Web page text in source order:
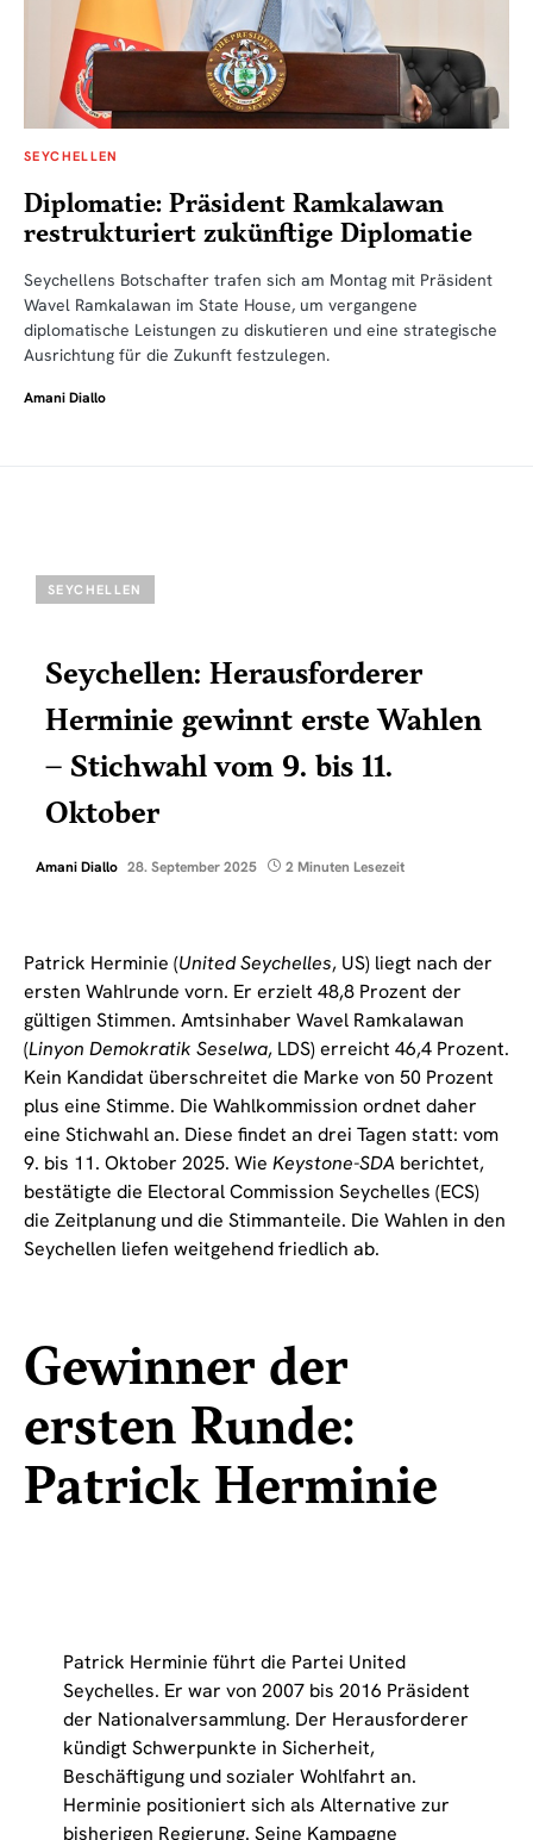
SEYCHELLEN
Diplomatie: Präsident Ramkalawan
restrukturiert zukünftige Diplomatie
Seychellens Botschafter trafen sich am Montag mit Präsident
Wavel Ramkalawan im State House, um vergangene
diplomatische Leistungen zu diskutieren und eine strategische
Ausrichtung für die Zukunft festzulegen.
Amani Diallo
SEYCHELLEN
Seychellen: Herausforderer
Herminie gewinnt erste Wahlen
– Stichwahl vom 9. bis 11.
Oktober
Amani Diallo 28. September 2025 2 Minuten Lesezeit
Patrick Herminie (United Seychelles, US) liegt nach der
ersten Wahlrunde vorn. Er erzielt 48,8 Prozent der
gültigen Stimmen. Amtsinhaber Wavel Ramkalawan
(Linyon Demokratik Seselwa, LDS) erreicht 46,4 Prozent.
Kein Kandidat überschreitet die Marke von 50 Prozent
plus eine Stimme. Die Wahlkommission ordnet daher
eine Stichwahl an. Diese findet an drei Tagen statt: vom
9. bis 11. Oktober 2025. Wie Keystone-SDA berichtet,
bestätigte die Electoral Commission Seychelles (ECS)
die Zeitplanung und die Stimmanteile. Die Wahlen in den
Seychellen liefen weitgehend friedlich ab.
Gewinner der
ersten Runde:
Patrick Herminie
Patrick Herminie führt die Partei United
Seychelles. Er war von 2007 bis 2016 Präsident
der Nationalversammlung. Der Herausforderer
kündigt Schwerpunkte in Sicherheit,
Beschäftigung und sozialer Wohlfahrt an.
Herminie positioniert sich als Alternative zur
bisherigen Regierung. Seine Kampagne